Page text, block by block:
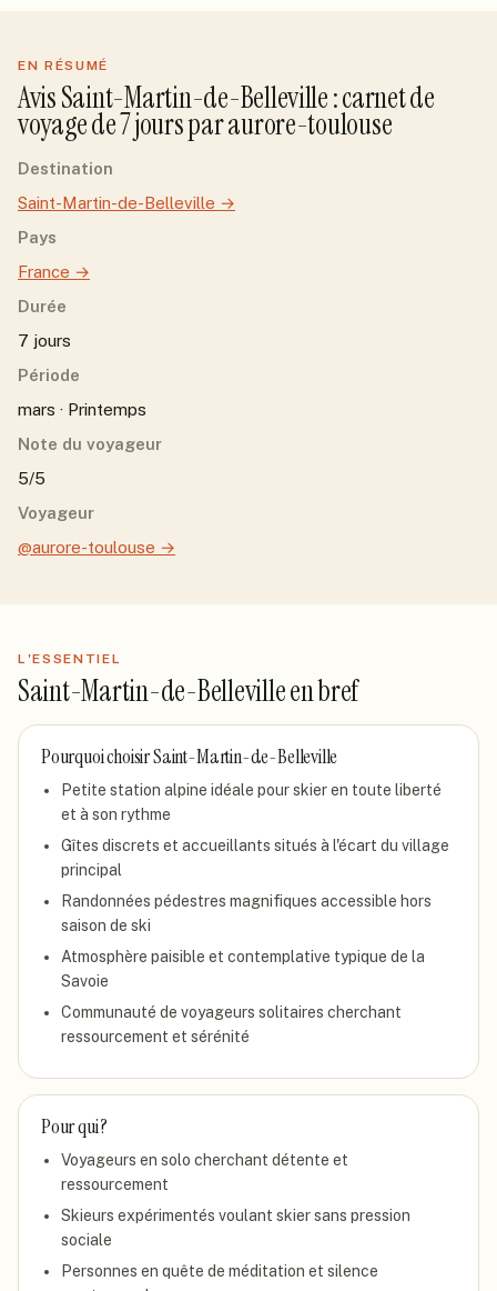
EN RÉSUMÉ
AvisSaint-Martin-de-Belleville: carnet de
voyage de7joursparaurore-toulouse
Destination
Saint-Martin-de-Belleville →
Pays
France →
Durée
7 jours
Période
mars · Printemps
Note du voyageur
5/5
Voyageur
@aurore-toulouse →
L'ESSENTIEL
Saint-Martin-de-Bellevilleen bref
Pourquoi choisirSaint-Martin-de-Belleville
Petite station alpine idéale pour skier en toute liberté
et à son rythme
Gîtes discrets et accueillants situés à l'écart du village
principal
Randonnées pédestres magnifiques accessible hors
saison de ski
Atmosphère paisible et contemplative typique de la
Savoie
Communauté de voyageurs solitaires cherchant
ressourcement et sérénité
Pour qui ?
Voyageurs en solo cherchant détente et
ressourcement
Skieurs expérimentés voulant skier sans pression
sociale
Personnes en quête de méditation et silence